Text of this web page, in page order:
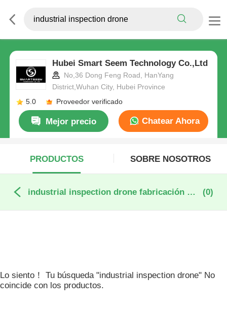
Hubei Smart Seem Technology Co.,Ltd
No,36 Dong Feng Road, HanYang
District,Wuhan City, Hubei Province
5.0
Proveedor verificado
Mejor precio Chatear Ahora
PRODUCTOS SOBRE NOSOTROS
industrial inspection drone fabricación en línea (0)
Lo siento！ Tu búsqueda "industrial inspection drone" No
coincide con los productos.